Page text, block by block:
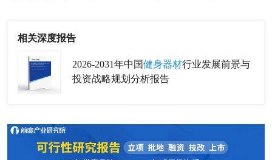
相关深度报告
2026-2031年中国健身器材行业发展前景与
投资战略规划分析报告